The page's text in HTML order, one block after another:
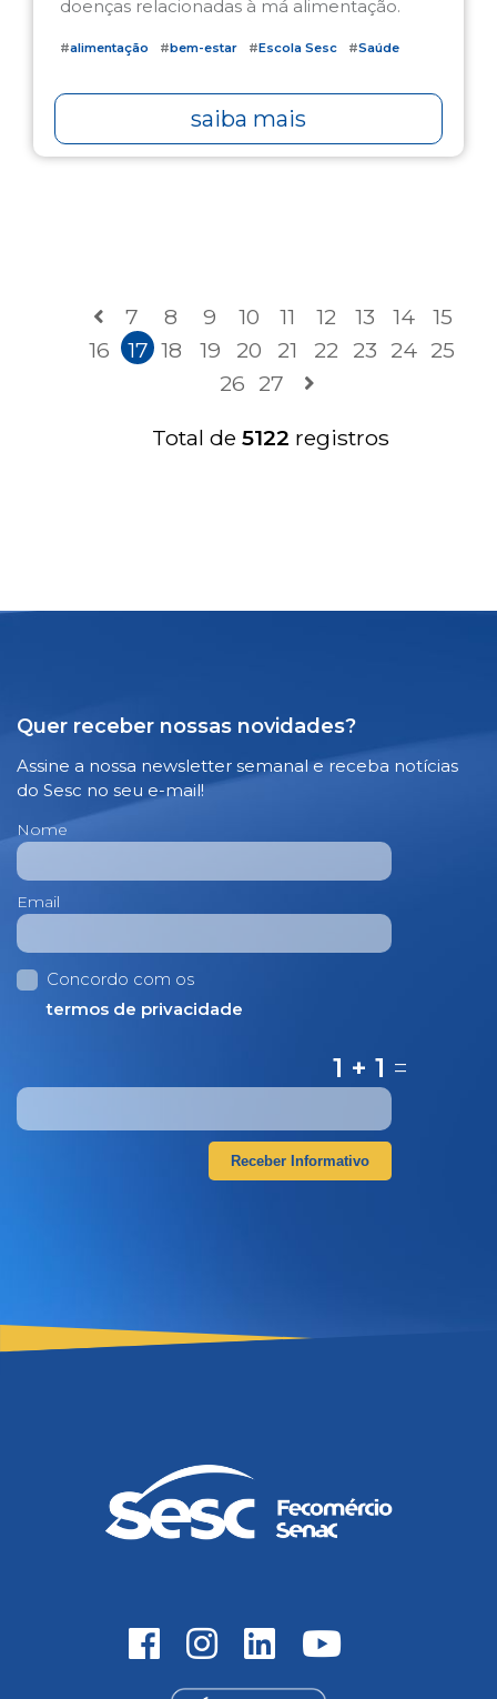
doenças relacionadas à má alimentação.
#alimentação #bem-estar #Escola Sesc #Saúde
saiba mais
7 8 9 10 11 12 13 14
15
16
17 18 19 20 21 22 23 24 25
26 27
Total de 5122 registros
Quer receber nossas novidades?
Assine a nossa newsletter semanal e receba notícias
do Sesc no seu e-mail!
Nome
Email
Concordo com os
termos de privacidade
1 + 1 =
Receber Informativo